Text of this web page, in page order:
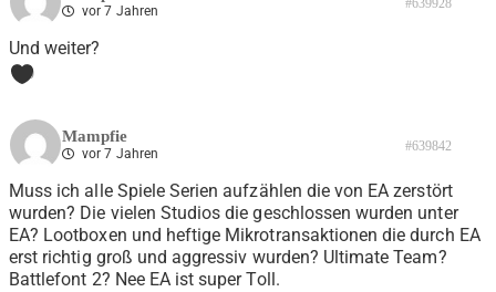
vor 7 Jahren #639928
Und weiter?
0
Mampfie
vor 7 Jahren #639842
Muss ich alle Spiele Serien aufzählen die von EA zerstört
wurden? Die vielen Studios die geschlossen wurden unter
EA? Lootboxen und heftige Mikrotransaktionen die durch EA
erst richtig groß und aggressiv wurden? Ultimate Team?
Battlefont 2? Nee EA ist super Toll.